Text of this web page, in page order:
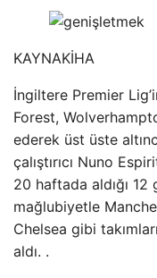
KAYNAKİHA
İngiltere Premier
Forest,
ederek üst üste
çalıştırıcı Nuno
20 haftada aldığı
mağlubiyetle
Chelsea gibi
aldı. .